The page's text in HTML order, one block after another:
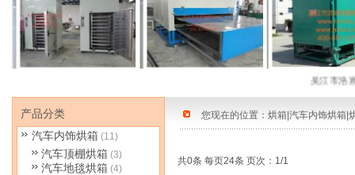
您现在的位置： 烘箱|汽车内饰烘箱|
共0条 每页24条 页次：1/1
产品分类
汽车内饰烘箱 (11)
汽车顶棚烘箱 (3)
汽车地毯烘箱 (4)
吴江市浩宸